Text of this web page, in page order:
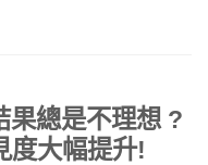
果總是不理想 ?
度大幅提升!